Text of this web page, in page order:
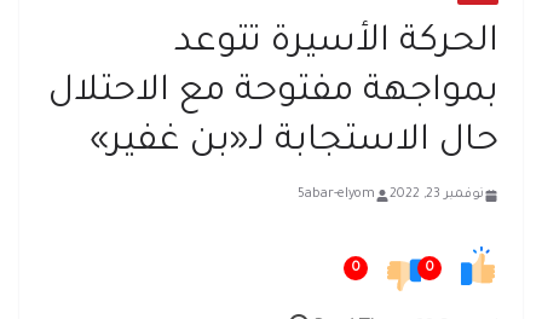
الحركة الأسيرة تتوعد
بمواجهة مفتوحة مع الاحتلال
حال الاستجابة لـ«بن غفير»
نوفمبر 23, 2022 5abar-elyom
0
0